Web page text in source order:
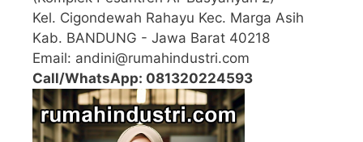
Kel. Cigondewah Rahayu Kec. Marga Asih
Kab. BANDUNG - Jawa Barat 40218
Email: andini@rumahindustri.com
Call/WhatsApp: 081320224593